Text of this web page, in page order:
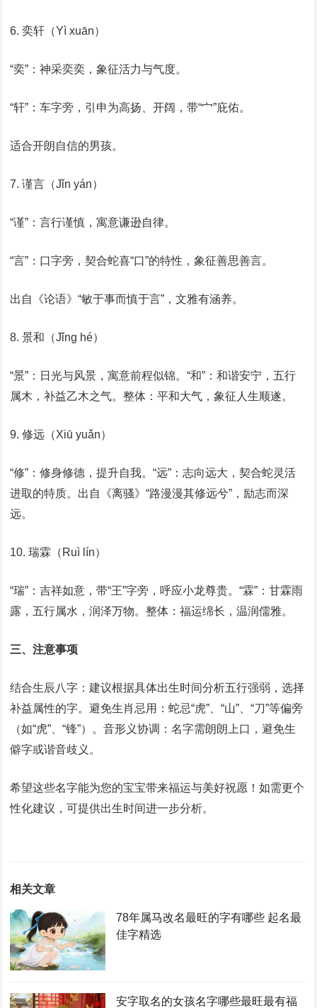
‌6. 奕轩（Yì xuān）‌
‌“奕”‌：神采奕奕，象征活力与气度。
‌“轩”‌：车字旁，引申为高扬、开阔，带“宀”庇佑。
‌适合开朗自信的男孩‌。
‌7. 谨言（Jǐn yán）‌
‌“谨”‌：言行谨慎，寓意谦逊自律。
‌“言”‌：口字旁，契合蛇喜“口”的特性，象征善思善言。
‌出自《论语》“敏于事而慎于言”‌，文雅有涵养。
‌8. 景和（Jǐng hé）‌
‌“景”‌：日光与风景，寓意前程似锦。‌“和”‌：和谐安宁，五行
属木，补益乙木之气。‌整体‌：平和大气，象征人生顺遂。
‌9. 修远（Xiū yuǎn）‌
‌“修”‌：修身修德，提升自我。‌“远”‌：志向远大，契合蛇灵活
进取的特质。‌出自《离骚》“路漫漫其修远兮”‌，励志而深
远。
‌10. 瑞霖（Ruì lín）‌
‌“瑞”‌：吉祥如意，带“王”字旁，呼应小龙尊贵。‌“霖”‌：甘霖雨
露，五行属水，润泽万物。‌整体‌：福运绵长，温润儒雅。
‌三、注意事项‌
‌结合生辰八字‌：建议根据具体出生时间分析五行强弱，选择
补益属性的字。‌避免生肖忌用‌：蛇忌“虎”、“山”、“刀”等偏旁
（如“虎”、“锋”）。‌音形义协调‌：名字需朗朗上口，避免生
僻字或谐音歧义。
希望这些名字能为您的宝宝带来福运与美好祝愿！如需更个
性化建议，可提供出生时间进一步分析。
相关文章
78年属马改名最旺的字有哪些 起名最
佳字精选
安字取名的女孩名字哪些最旺最有福